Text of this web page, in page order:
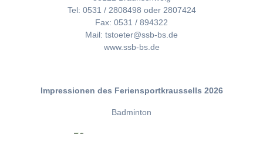
Tel: 0531 / 2808498 oder 2807424
Fax: 0531 / 894322
Mail: tstoeter@ssb-bs.de
www.ssb-bs.de
Impressionen des Feriensportkraussells 2026
Badminton